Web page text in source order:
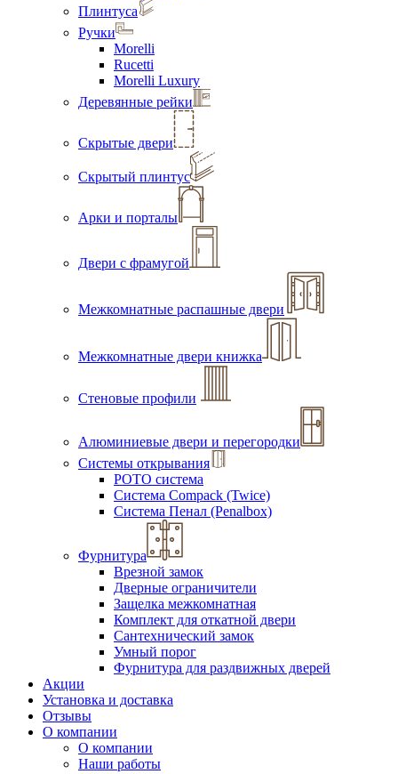
Плинтуса
Ручки
Morelli
Rucetti
Morelli Luxury
Деревянные рейки
Скрытые двери
Скрытый плинтус
Арки и порталы
Двери с фрамугой
Межкомнатные распашные двери
Межкомнатные двери книжка
Стеновые профили
Алюминиевые двери и перегородки
Системы открывания
РОТО система
Система Compack (Twice)
Система Пенал (Penalbox)
Фурнитура
Врезной замок
Дверные ограничители
Защелка межкомнатная
Комплект для откатной двери
Сантехнический замок
Умный порог
Фурнитура для раздвижных дверей
Акции
Установка и доставка
Отзывы
О компании
О компании
Наши работы